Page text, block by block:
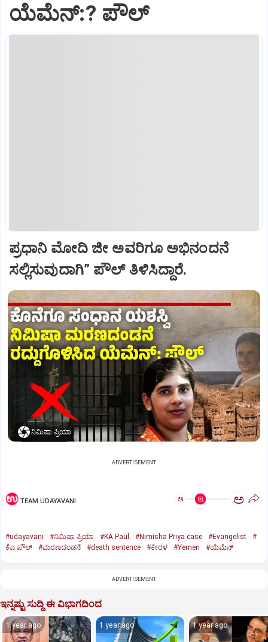
ಯೆಮೆನ್:? ಪೌಲ್
ಪ್ರಧಾನಿ ಮೋದಿ ಜೀ ಅವರಿಗೂ ಅಭಿನಂದನೆ
ಸಲ್ಲಿಸುವುದಾಗಿ” ಪೌಲ್‌ ತಿಳಿಸಿದ್ದಾರೆ.
ನಿಮಿಷಾ ಪ್ರಿಯಾ
ADVERTISEMENT
TEAM UDAYAVANI ಅ ಅ
#udayavani #ನಿಮಿಷಾ ಪ್ರಿಯಾ #KA Paul #Nimisha Priya case #Evangelist
#
ಕೆಎ ಪೌಲ್
#ಮರಣದಂಡನೆ #death sentence #ಕೇರಳ #Yemen #ಯೆಮೆನ್‌
ADVERTISEMENT
ಇನ್ನಷ್ಟು ಸುದ್ದಿ ಈ ವಿಭಾಗದಿಂದ
1 year ago 1 year ago 1 year ago